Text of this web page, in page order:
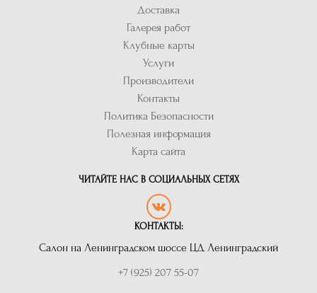
Доставка
Галерея работ
Клубные карты
Услуги
Производители
Контакты
Политика Безопасности
Полезная информация
Карта сайта
ЧИТАЙТЕ НАС В СОЦИАЛЬНЫХ СЕТЯХ
КОНТАКТЫ:
Салон на Ленинградском шоссе ЦД Ленинградский
+7 (925) 207 55-07